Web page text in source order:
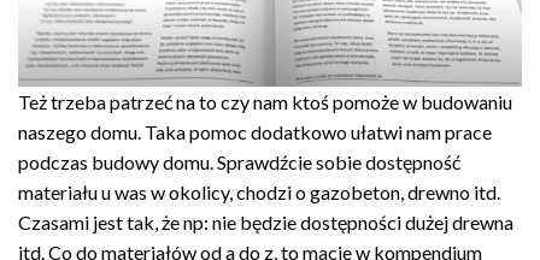
Też trzeba patrzeć na to czy nam ktoś pomoże w budowaniu
naszego domu. Taka pomoc dodatkowo ułatwi nam prace
podczas budowy domu. Sprawdźcie sobie dostępność
materiału u was w okolicy, chodzi o gazobeton, drewno itd.
Czasami jest tak, że np: nie będzie dostępności dużej drewna
itd. Co do materiałów od a do z, to macie w kompendium